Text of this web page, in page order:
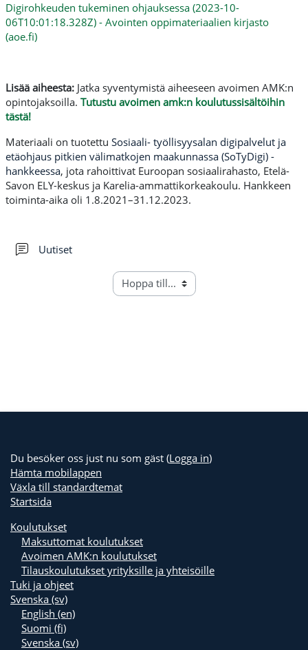
Digirohkeuden tukeminen ohjauksessa (2023-10-
06T10:01:18.328Z) - Avointen oppimateriaalien kirjasto
(aoe.fi)
Lisää aiheesta: Jatka syventymistä aiheeseen avoimen AMK:n
opintojaksoilla. Tutustu avoimen amk:n koulutussisältöihin
tästä!
Materiaali on tuotettu Sosiaali- työllisyysalan digipalvelut ja
etäohjaus pitkien välimatkojen maakunnassa (SoTyDigi) -
hankkeessa, jota rahoittivat Euroopan sosiaalirahasto, Etelä-
Savon ELY-keskus ja Karelia-ammattikorkeakoulu. Hankkeen
toiminta-aika oli 1.8.2021–31.12.2023.
Uutiset
Du besöker oss just nu som gäst (Logga in)
Hämta mobilappen
Växla till standardtemat
Startsida
Koulutukset
Maksuttomat koulutukset
Avoimen AMK:n koulutukset
Tilauskoulutukset yrityksille ja yhteisöille
Tuki ja ohjeet
Svenska ‎(sv)‎
English ‎(en)‎
Suomi ‎(fi)‎
Svenska ‎(sv)‎